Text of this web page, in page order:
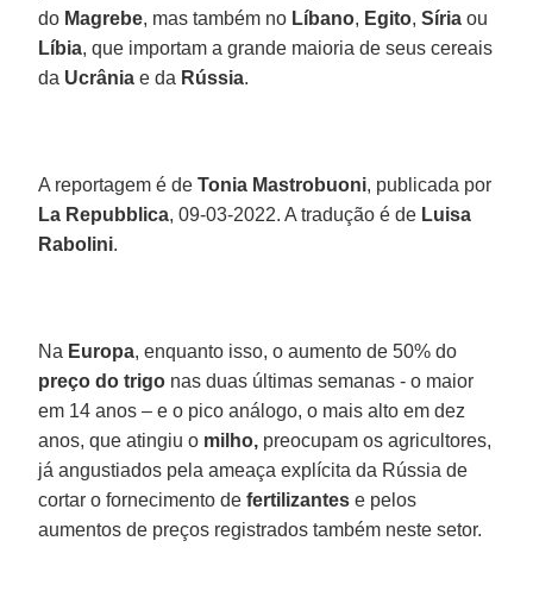
do Magrebe, mas também no Líbano, Egito,Síria ou
Líbia, que importam a grande maioria de seus cereais
da Ucrânia e da Rússia.
A reportagem é deTonia Mastrobuoni, publicada por
La Repubblica, 09-03-2022. A tradução é de Luisa
Rabolini.
Na Europa, enquanto isso, o aumento de 50% do
preço do trigo nas duas últimas semanas - o maior
em 14 anos – e o pico análogo, o mais alto em dez
anos, que atingiu o milho, preocupam os agricultores,
já angustiados pela ameaça explícita da Rússia de
cortar o fornecimento defertilizantes e pelos
aumentos de preços registrados também neste setor.